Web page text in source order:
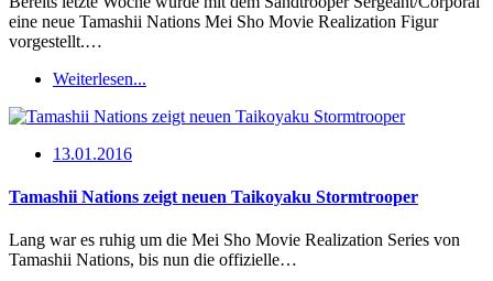
eine neue Tamashii Nations Mei Sho Movie Realization Figur
vorgestellt.…
Weiterlesen...
13.01.2016
Tamashii Nations zeigt neuen Taikoyaku Stormtrooper
Lang war es ruhig um die Mei Sho Movie Realization Series von
Tamashii Nations, bis nun die offizielle…